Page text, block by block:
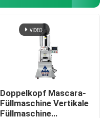
Doppelkopf Mascara-
Füllmaschine Vertikale
Füllmaschine